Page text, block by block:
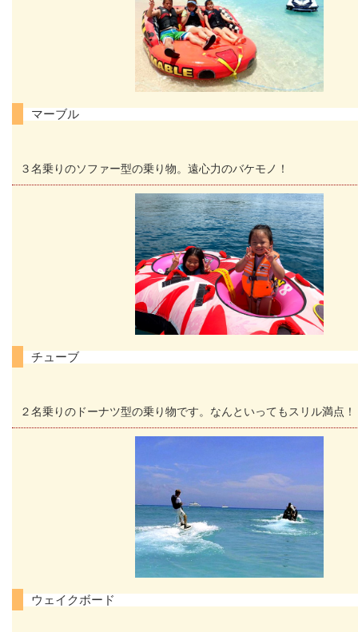
マーブル
３名乗りのソファー型の乗り物。遠心力のバケモノ！
チューブ
２名乗りのドーナツ型の乗り物です。なんといってもスリル満点！
ウェイクボード